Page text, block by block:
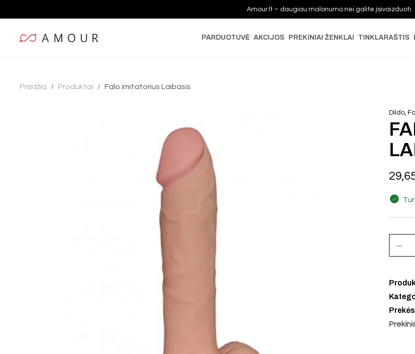
Amour.lt – daugiau malonumo nei galite įsivaizduoti.
PARDUOTUVĖ AKCIJOS PREKINIAI ŽENKLAI TINKLARAŠTIS
Pradžia / Produktai / Falo imitatorius Laibasis
Dildo,